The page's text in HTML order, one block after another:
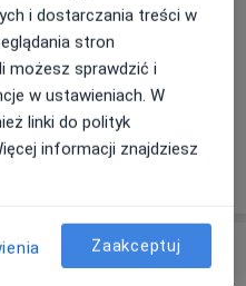
wizytą.
i dostarczania treści w
stron
możesz sprawdzić i
w ustawieniach. W
linki do polityk
informacji znajdziesz
Zaakceptuj